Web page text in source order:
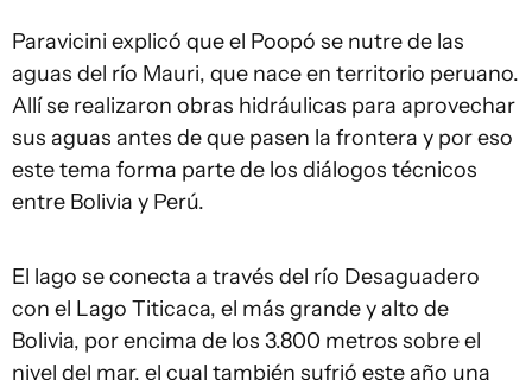
Paravicini explicó que el Poopó se nutre de las
aguas del río Mauri, que nace en territorio peruano.
Allí se realizaron obras hidráulicas para aprovechar
sus aguas antes de que pasen la frontera y por eso
este tema forma parte de los diálogos técnicos
entre Bolivia y Perú.
El lago se conecta a través del río Desaguadero
con el Lago Titicaca, el más grande y alto de
Bolivia, por encima de los 3.800 metros sobre el
nivel del mar, el cual también sufrió este año una